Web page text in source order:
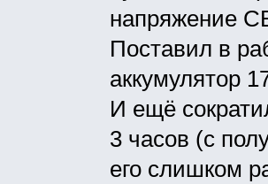
напряжение
Поставил в
аккумулятор
И ещё
3 часов (с
его слишком